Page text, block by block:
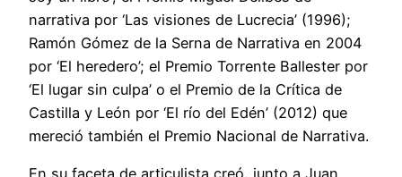
narrativa por ‘Las visiones de Lucrecia’ (1996);
Ramón Gómez de la Serna de Narrativa en 2004
por ‘El heredero’; el Premio Torrente Ballester por
‘El lugar sin culpa’ o el Premio de la Crítica de
Castilla y León por ‘El río del Edén’ (2012) que
mereció también el Premio Nacional de Narrativa.